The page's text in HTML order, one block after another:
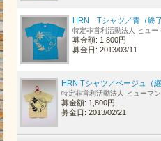
HRN Tシャツ／青（終了
特定非営利活動法人 ヒュー
募金額: 1,800円
募金日: 2013/03/11
HRN Tシャツ／ベージュ（継
特定非営利活動法人 ヒューマ
募金額: 1,800円
募金日: 2013/02/21